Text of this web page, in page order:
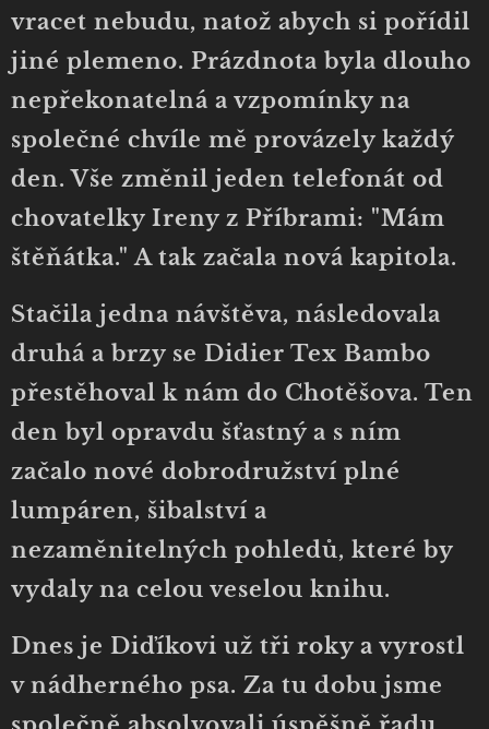
vracet nebudu, natož abych si pořídil
jiné plemeno. Prázdnota byla dlouho
nepřekonatelná a vzpomínky na
společné chvíle mě provázely každý
den. Vše změnil jeden telefonát od
chovatelky Ireny z Příbrami: "Mám
štěňátka." A tak začala nová kapitola.
Stačila jedna návštěva, následovala
druhá a brzy se Didier Tex Bambo
přestěhoval k nám do Chotěšova. Ten
den byl opravdu šťastný a s ním
začalo nové dobrodružství plné
lumpáren, šibalství a
nezaměnitelných pohledů, které by
vydaly na celou veselou knihu.
Dnes je Diďíkovi už tři roky a vyrostl
v nádherného psa. Za tu dobu jsme